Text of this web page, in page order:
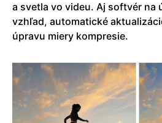
a svetla vo videu. Aj softvér na
vzhľad, automatické
úpravu miery kompresie.